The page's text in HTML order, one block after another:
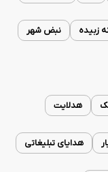
زبیده نبض شهر
هدلایت
هدایای تبلیغاتی